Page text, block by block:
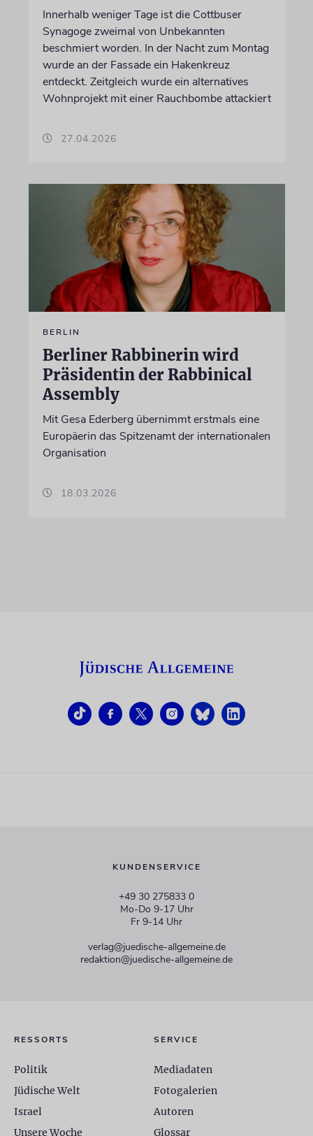
Innerhalb weniger Tage ist die Cottbuser
Synagoge zweimal von Unbekannten
beschmiert worden. In der Nacht zum Montag
wurde an der Fassade ein Hakenkreuz
entdeckt. Zeitgleich wurde ein alternatives
Wohnprojekt mit einer Rauchbombe attackiert
27.04.2026
BERLIN
Berliner Rabbinerin wird
Präsidentin der Rabbinical
Assembly
Mit Gesa Ederberg übernimmt erstmals eine
Europäerin das Spitzenamt der internationalen
Organisation
18.03.2026
KUNDENSERVICE
+49 30 275833 0
Mo-Do 9-17 Uhr
Fr 9-14 Uhr
verlag@juedische-allgemeine.de
redaktion@juedische-allgemeine.de
RESSORTS
Politik
Jüdische Welt
Israel
Unsere Woche
SERVICE
Mediadaten
Fotogalerien
Autoren
Glossar